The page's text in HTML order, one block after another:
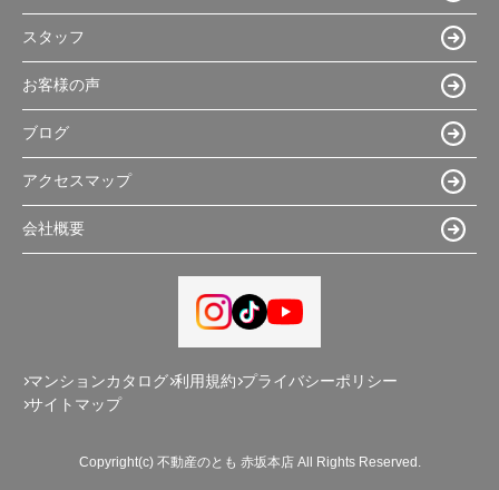
スタッフ
お客様の声
ブログ
アクセスマップ
会社概要
マンションカタログ 利用規約 プライバシーポリシー
サイトマップ
Copyright(c) 不動産のとも 赤坂本店 All Rights Reserved.